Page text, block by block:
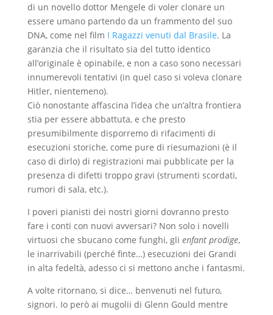
di un novello dottor Mengele di voler clonare un
essere umano partendo da un frammento del suo
DNA, come nel film I Ragazzi venuti dal Brasile. La
garanzia che il risultato sia del tutto identico
all’originale è opinabile, e non a caso sono necessari
innumerevoli tentativi (in quel caso si voleva clonare
Hitler, nientemeno).
Ciò nonostante affascina l’idea che un’altra frontiera
stia per essere abbattuta, e che presto
presumibilmente disporremo di rifacimenti di
esecuzioni storiche, come pure di riesumazioni (è il
caso di dirlo) di registrazioni mai pubblicate per la
presenza di difetti troppo gravi (strumenti scordati,
rumori di sala, etc.).
I poveri pianisti dei nostri giorni dovranno presto
fare i conti con nuovi avversari? Non solo i novelli
virtuosi che sbucano come funghi, gli enfant prodige,
le inarrivabili (perché finte…) esecuzioni dei Grandi
in alta fedeltà, adesso ci si mettono anche i fantasmi.
A volte ritornano, si dice… benvenuti nel futuro,
signori. Io però ai mugolii di Glenn Gould mentre